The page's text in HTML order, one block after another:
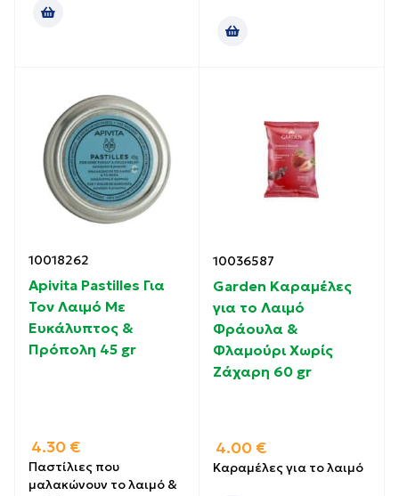
10018262
Apivita Pastilles Για
Τον Λαιμό Με
Ευκάλυπτος &
Πρόπολη 45 gr
4.30 €
Παστίλιες που
μαλακώνουν το λαιμό &
10036587
Garden Καραμέλες
για το Λαιμό
Φράουλα &
Φλαμούρι Χωρίς
Ζάχαρη 60 gr
4.00 €
Καραμέλες για το λαιμό